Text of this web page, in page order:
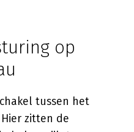
op
tussen het
zitten de